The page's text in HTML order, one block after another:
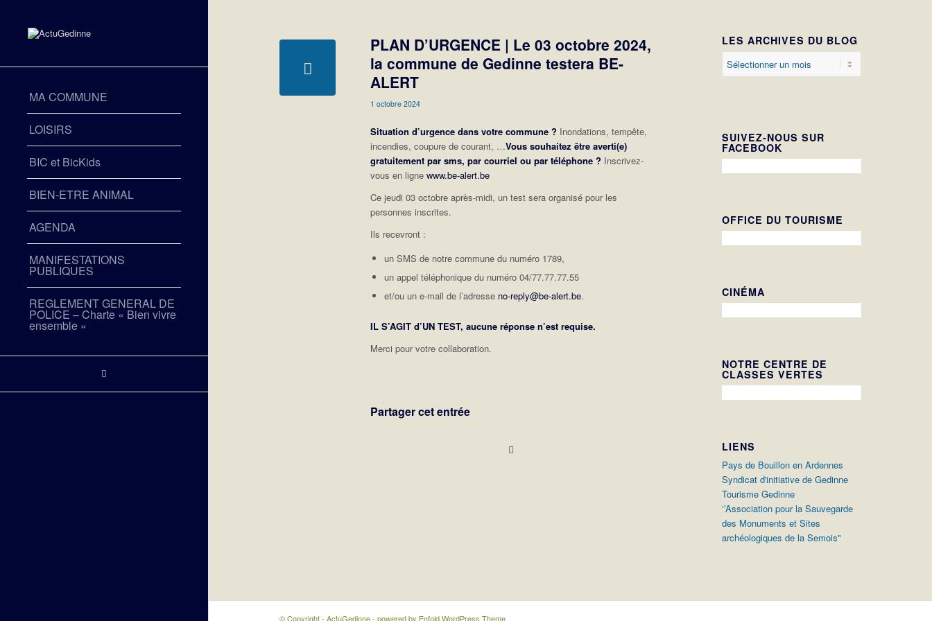
MA COMMUNE
LOISIRS
BIC et BicKids
BIEN-ETRE ANIMAL
AGENDA
MANIFESTATIONS
PUBLIQUES
REGLEMENT GENERAL DE
POLICE – Charte « Bien vivre
ensemble »
PLAN D’URGENCE | Le 03 octobre 2024,
la commune de Gedinne testera BE-
ALERT
1 octobre 2024
Situation d’urgence dans votre commune ? Inondations, tempête,
incendies, coupure de courant, …Vous souhaitez être averti(e)
gratuitement par sms, par courriel ou par téléphone ? Inscrivez-
vous en lignewww.be-alert.be
Ce jeudi 03 octobre après-midi, un test sera organisé pour les
personnes inscrites.
Ils recevront :
un SMS de notre commune du numéro 1789,
un appel téléphonique du numéro 04/77.77.77.55
et/ou un e-mail de l’adresse no-reply@be-alert.be.
IL S’AGIT d’UN TEST, aucune réponse n’est requise.
Merci pour votre collaboration.
Partager cet entrée
LES ARCHIVES DU BLOG
SUIVEZ-NOUS SUR
FACEBOOK
OFFICE DU TOURISME
CINÉMA
NOTRE CENTRE DE
CLASSES VERTES
LIENS
Pays de Bouillon en Ardennes
Syndicat d'initiative de Gedinne
Tourisme Gedinne
‘’Association pour la Sauvegarde
des Monuments et Sites
archéologiques de la Semois"
© Copyright - ActuGedinne -powered by Enfold WordPress Theme